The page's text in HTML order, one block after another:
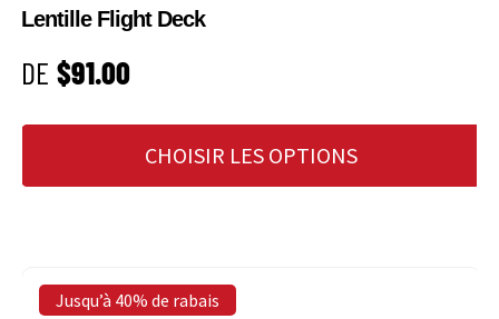
Lentille Flight Deck
PRIX HABITUEL
DE $91.00
CHOISIR LES OPTIONS
Jusqu’à 40% de rabais